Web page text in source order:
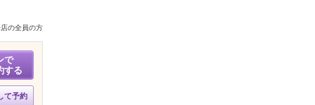
の全員の方
で
する
て予約